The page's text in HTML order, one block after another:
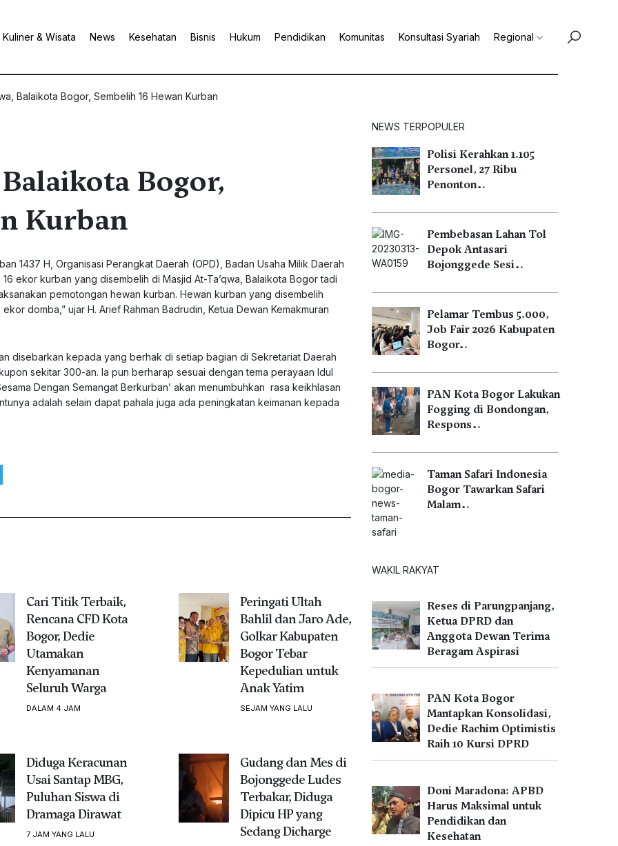
Kuliner & Wisata News Kesehatan Bisnis Hukum Pendidikan Komunitas Konsultasi Syariah Regional
Balaikota Bogor, Sembelih 16 Hewan Kurban
Bogor,
Kurban
1437 H, Organisasi Perangkat Daerah (OPD), Badan Usaha Milik Daerah
ekor kurban yang disembelih di Masjid At-Ta’qwa, Balaikota Bogor tadi
pemotongan hewan kurban. Hewan kurban yang disembelih
domba,” ujar H. Arief Rahman Badrudin, Ketua Dewan Kemakmuran
disebarkan kepada yang berhak di setiap bagian di Sekretariat Daerah
sekitar 300-an. Ia pun berharap sesuai dengan tema perayaan Idul
Dengan Semangat Berkurban’ akan menumbuhkan rasa keikhlasan
adalah selain dapat pahala juga ada peningkatan keimanan kepada
Cari Titik Terbaik,
Rencana CFD Kota
Bogor, Dedie
Utamakan
Kenyamanan
Seluruh Warga
DALAM 4 JAM
Peringati Ultah
Bahlil dan Jaro Ade,
Golkar Kabupaten
Bogor Tebar
Kepedulian untuk
Anak Yatim
SEJAM YANG LALU
Diduga Keracunan
Usai Santap MBG,
Puluhan Siswa di
Dramaga Dirawat
7 JAM YANG LALU
Gudang dan Mes di
Bojonggede Ludes
Terbakar, Diduga
Dipicu HP yang
Sedang Dicharge
NEWS TERPOPULER
Polisi Kerahkan 1.105
Personel, 27 Ribu
Penonton…
Pembebasan Lahan Tol
Depok Antasari
Bojonggede Sesi…
Pelamar Tembus 5.000,
Job Fair 2026 Kabupaten
Bogor…
PAN Kota Bogor Lakukan
Fogging di Bondongan,
Respons…
Taman Safari Indonesia
Bogor Tawarkan Safari
Malam…
WAKIL RAKYAT
Reses di Parungpanjang,
Ketua DPRD dan
Anggota Dewan Terima
Beragam Aspirasi
PAN Kota Bogor
Mantapkan Konsolidasi,
Dedie Rachim Optimistis
Raih 10 Kursi DPRD
Doni Maradona: APBD
Harus Maksimal untuk
Pendidikan dan
Kesehatan